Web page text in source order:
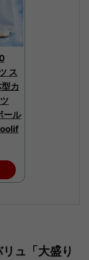
ス
カ
ール
ュ「大盛り